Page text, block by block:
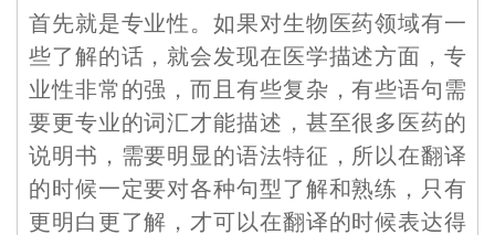
首先就是专业性。如果对生物医药领域有一
些了解的话，就会发现在医学描述方面，专
业性非常的强，而且有些复杂，有些语句需
要更专业的词汇才能描述，甚至很多医药的
说明书，需要明显的语法特征，所以在翻译
的时候一定要对各种句型了解和熟练，只有
更明白更了解，才可以在翻译的时候表达得